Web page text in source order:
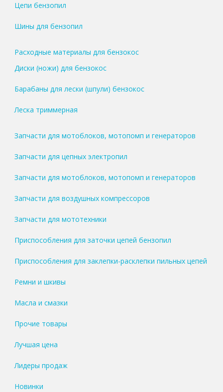
Цепи бензопил
Шины для бензопил
Расходные материалы для бензокос
Диски (ножи) для бензокос
Барабаны для лески (шпули) бензокос
Леска триммерная
Запчасти для мотоблоков, мотопомп и генераторов
Запчасти для цепных электропил
Запчасти для мотоблоков, мотопомп и генераторов
Запчасти для воздушных компрессоров
Запчасти для мототехники
Приспособления для заточки цепей бензопил
Приспособления для заклепки-расклепки пильных цепей
Ремни и шкивы
Масла и смазки
Прочие товары
Лучшая цена
Лидеры продаж
Новинки